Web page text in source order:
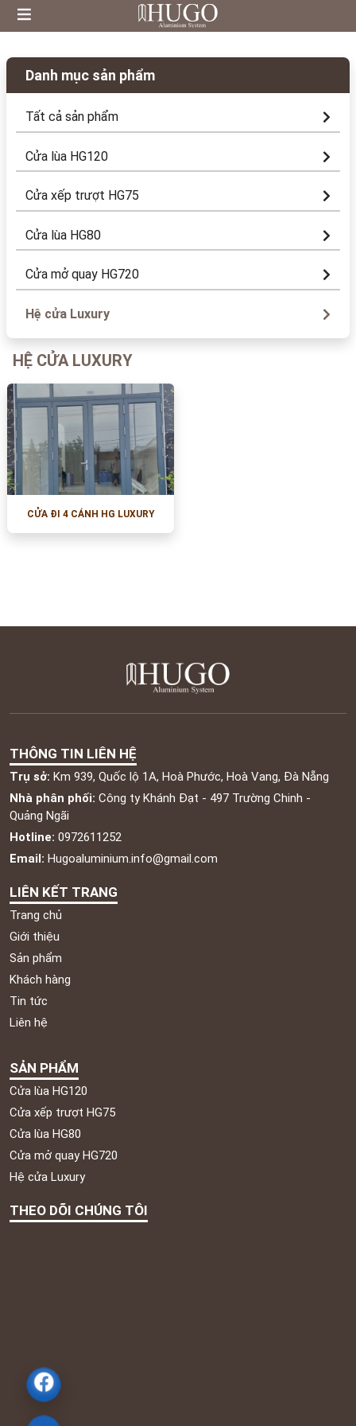
Danh mục sản phẩm
Tất cả sản phẩm
Cửa lùa HG120
Cửa xếp trượt HG75
Cửa lùa HG80
Cửa mở quay HG720
Hệ cửa Luxury
HỆ CỬA LUXURY
CỬA ĐI 4 CÁNH HG LUXURY
THEO DÕI CHÚNG TÔI
SẢN PHẨM
Cửa lùa HG120
Cửa xếp trượt HG75
Cửa lùa HG80
Cửa mở quay HG720
Hệ cửa Luxury
LIÊN KẾT TRANG
Trang chủ
Giới thiệu
Sản phẩm
Khách hàng
Tin tức
Liên hệ
THÔNG TIN LIÊN HỆ
Trụ sở: Km 939, Quốc lộ 1A, Hoà Phước, Hoà Vang, Đà Nẵng
Nhà phân phối: Công ty Khánh Đạt - 497 Trường Chinh -
Quảng Ngãi
Hotline: 0972611252
Email: Hugoaluminium.info@gmail.com